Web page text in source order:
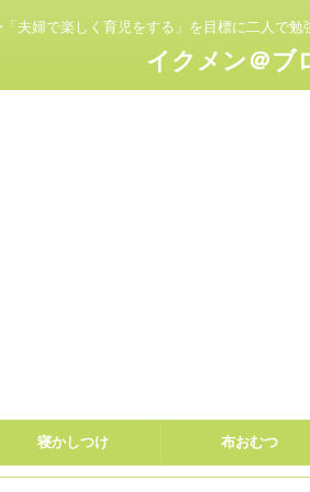
「夫婦で楽しく育児をする」を目標に二人で
イクメン＠ブ
寝かしつけ 布おむつ